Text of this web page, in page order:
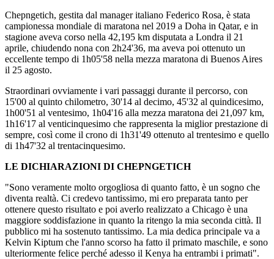
Chepngetich, gestita dal manager italiano Federico Rosa, è stata
campionessa mondiale di maratona nel 2019 a Doha in Qatar, e in
stagione aveva corso nella 42,195 km disputata a Londra il 21
aprile, chiudendo nona con 2h24'36, ma aveva poi ottenuto un
eccellente tempo di 1h05'58 nella mezza maratona di Buenos Aires
il 25 agosto.
Straordinari ovviamente i vari passaggi durante il percorso, con
15'00 al quinto chilometro, 30'14 al decimo, 45'32 al quindicesimo,
1h00'51 al ventesimo, 1h04'16 alla mezza maratona dei 21,097 km,
1h16'17 al venticinquesimo che rappresenta la miglior prestazione di
sempre, così come il crono di 1h31'49 ottenuto al trentesimo e quello
di 1h47'32 al trentacinquesimo.
LE DICHIARAZIONI DI CHEPNGETICH
"Sono veramente molto orgogliosa di quanto fatto, è un sogno che
diventa realtà. Ci credevo tantissimo, mi ero preparata tanto per
ottenere questo risultato e poi averlo realizzato a Chicago è una
maggiore soddisfazione in quanto la ritengo la mia seconda città. Il
pubblico mi ha sostenuto tantissimo. La mia dedica principale va a
Kelvin Kiptum che l'anno scorso ha fatto il primato maschile, e sono
ulteriormente felice perché adesso il Kenya ha entrambi i primati".